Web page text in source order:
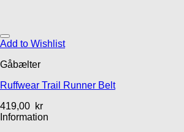
Add to Wishlist
Gåbælter
Ruffwear Trail Runner Belt
419,00 kr
Information